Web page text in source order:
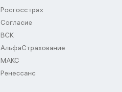
Росгосстрах
Согласие
ВСК
АльфаСтрахование
МАКС
Ренессанс